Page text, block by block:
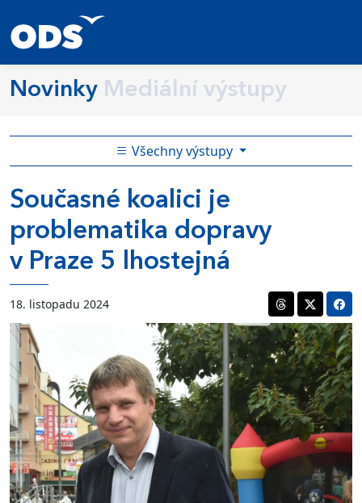
Novinky Mediální výstupy
Všechny výstupy
Současné koalici je
problematika dopravy
v Praze 5 lhostejná
18. listopadu 2024